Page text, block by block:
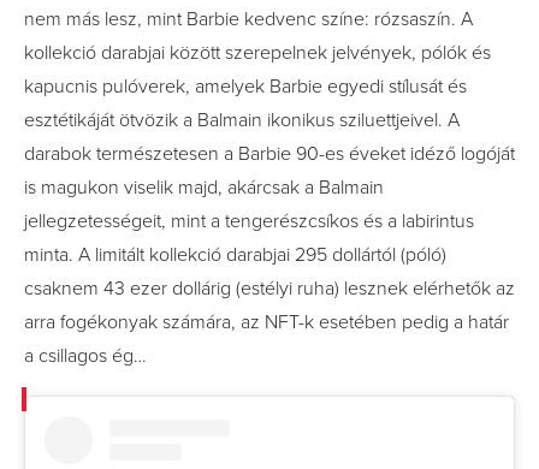
nem más lesz, mint Barbie kedvenc színe: rózsaszín. A
kollekció darabjai között szerepelnek jelvények, pólók és
kapucnis pulóverek, amelyek Barbie egyedi stílusát és
esztétikáját ötvözik a Balmain ikonikus sziluettjeivel. A
darabok természetesen a Barbie 90-es éveket idéző logóját
is magukon viselik majd, akárcsak a Balmain
jellegzetességeit, mint a tengerészcsíkos és a labirintus
minta. A limitált kollekció darabjai 295 dollártól (póló)
csaknem 43 ezer dollárig (estélyi ruha) lesznek elérhetők az
arra fogékonyak számára, az NFT-k esetében pedig a határ
a csillagos ég…